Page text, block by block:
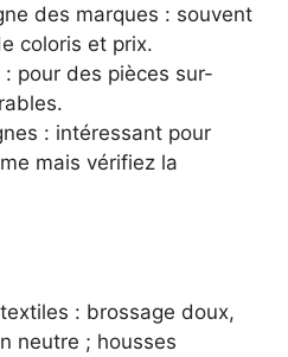
des marques : souvent
coloris et prix.
pour des pièces sur-
: intéressant pour
mais vérifiez la
: brossage doux,
neutre ; housses